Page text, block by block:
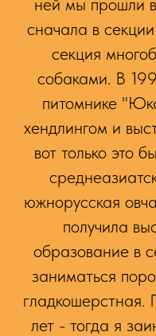
сначала в
секция
собаками. В
питомнике
хендлингом и
вот только это
южнорусская
получила
образование в
заниматься
лет - тогда я